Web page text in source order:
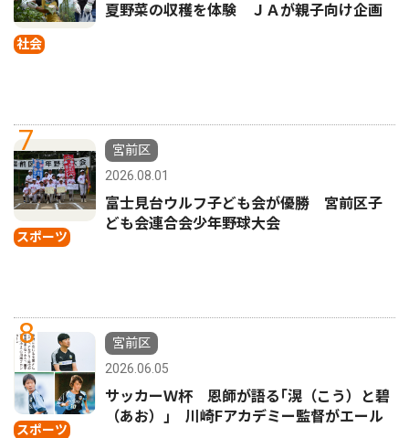
社会
夏野菜の収穫を体験 ＪＡが親子向け企画
7
スポーツ
宮前区
2026.08.01
富士見台ウルフ子ども会が優勝 宮前区子
ども会連合会少年野球大会
8
スポーツ
宮前区
2026.06.05
サッカーＷ杯 恩師が語る｢滉（こう）と碧
（あお）｣ 川崎Fアカデミー監督がエール